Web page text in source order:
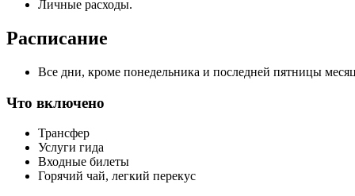
Личные расходы.
Расписание
Все дни, кроме понедельника и последней пятницы
Что включено
Трансфер
Услуги гида
Входные билеты
Горячий чай, легкий перекус